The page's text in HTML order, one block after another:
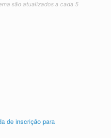
são atualizados a cada 5
de inscrição para